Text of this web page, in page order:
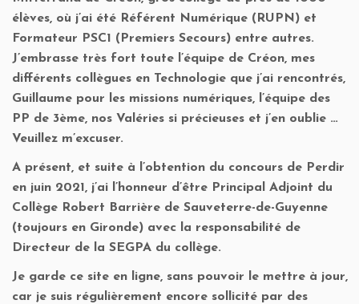
élèves, où j’ai été Référent Numérique (RUPN) et
Formateur PSC1 (Premiers Secours) entre autres.
J’embrasse très fort toute l’équipe de Créon, mes
différents collègues en Technologie que j’ai rencontrés,
Guillaume pour les missions numériques, l’équipe des
PP de 3ème, nos Valéries si précieuses et j’en oublie …
Veuillez m’excuser.
A présent, et suite à l’obtention du concours de Perdir
en juin 2021, j’ai l’honneur d’être Principal Adjoint du
Collège Robert Barrière de Sauveterre-de-Guyenne
(toujours en Gironde) avec la responsabilité de
Directeur de la SEGPA du collège.
Je garde ce site en ligne, sans pouvoir le mettre à jour,
car je suis régulièrement encore sollicité par des